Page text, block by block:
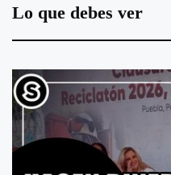
Lo que debes ver